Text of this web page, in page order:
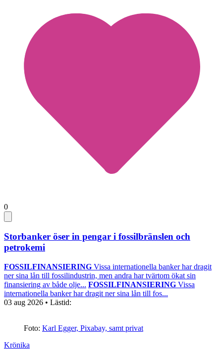
0
Storbanker öser in pengar i fossilbränslen och
petrokemi
FOSSILFINANSIERING Vissa internationella banker har dragit
ner sina lån till fossilindustrin, men andra har tvärtom ökat sin
finansiering av både olje... FOSSILFINANSIERING Vissa
internationella banker har dragit ner sina lån till fos...
03 aug 2026 • Lästid:
Foto: Karl Egger, Pixabay, samt privat
Krönika